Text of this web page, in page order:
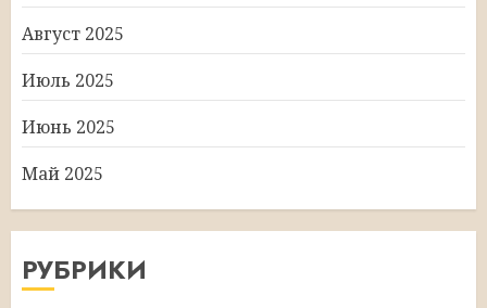
Август 2025
Июль 2025
Июнь 2025
Май 2025
РУБРИКИ